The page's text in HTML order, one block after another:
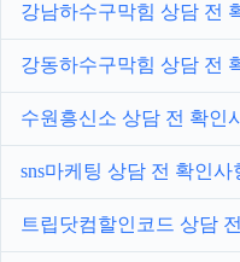
강남하수구막힘 상담 전
강동하수구막힘 상담 전
수원흥신소 상담 전 확인
sns마케팅 상담 전 확인사
트립닷컴할인코드 상담